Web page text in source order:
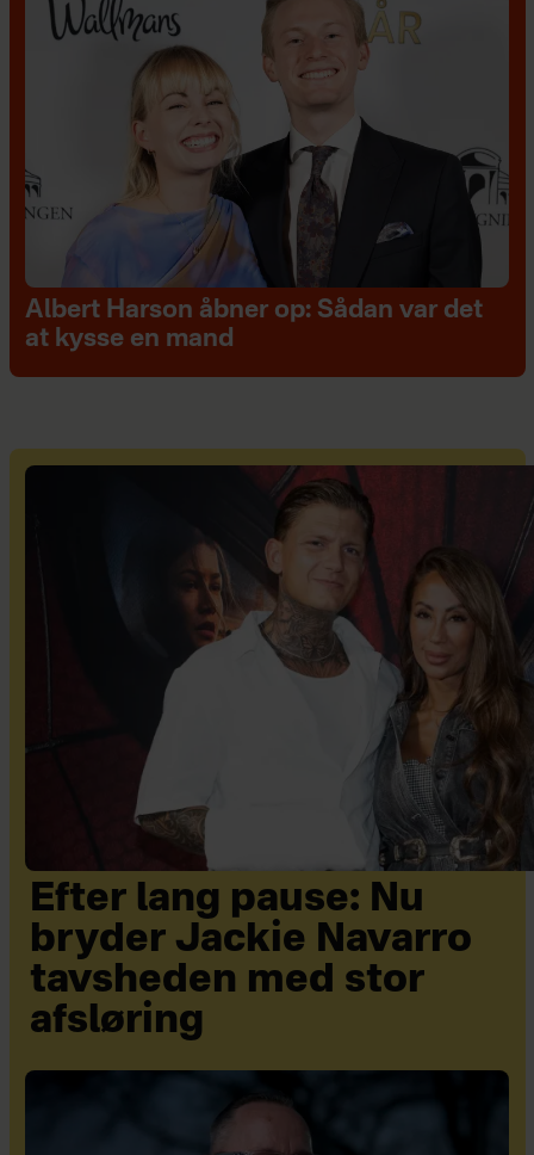
Albert Harson åbner op: Sådan var det
at kysse en mand
Efter lang pause: Nu
bryder Jackie Navarro
tavsheden med stor
afsløring